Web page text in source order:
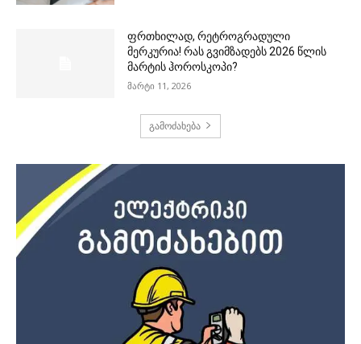
ფრთხილად, რეტროგრადული
მერკურია! რას გვიმზადებს 2026 წლის
მარტის ჰოროსკოპი?
მარტი 11, 2026
გამოძახება